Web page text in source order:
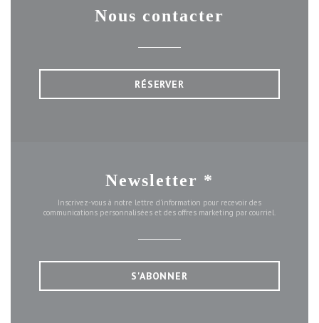
Nous contacter
RÉSERVER
Newsletter *
Inscrivez-vous à notre lettre d'information pour recevoir des
communications personnalisées et des offres marketing par courriel.
S'ABONNER